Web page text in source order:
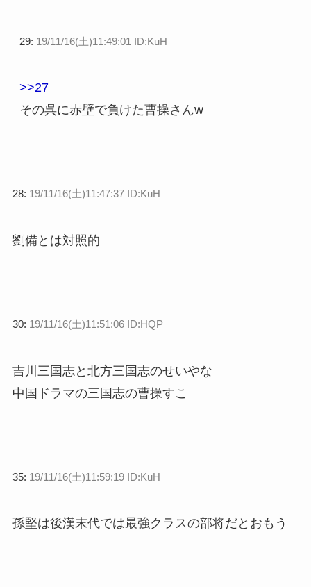
29: 19/11/16(土)11:49:01 ID:KuH
>>27
その呉に赤壁で負けた曹操さんw
28: 19/11/16(土)11:47:37 ID:KuH
劉備とは対照的
30: 19/11/16(土)11:51:06 ID:HQP
吉川三国志と北方三国志のせいやな
中国ドラマの三国志の曹操すこ
35: 19/11/16(土)11:59:19 ID:KuH
孫堅は後漢末代では最強クラスの部将だとおもう